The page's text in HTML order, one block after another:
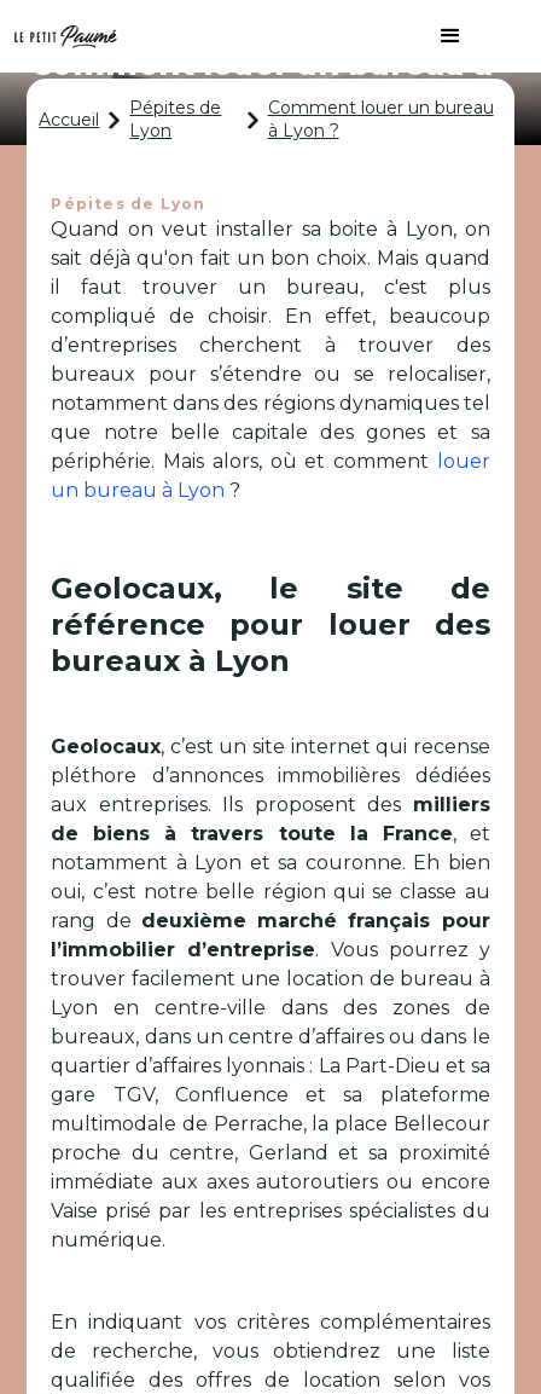
Comment louer un bureau à
Lyon ?
Accueil
Pépites de
Lyon
Comment louer un bureau
à Lyon ?
Pépites de Lyon
Quand on veut installer sa boite à Lyon, on
sait déjà qu'on fait un bon choix. Mais quand
il faut trouver un bureau, c'est plus
compliqué de choisir. En effet, beaucoup
d’entreprises cherchent à trouver des
bureaux pour s’étendre ou se relocaliser,
notamment dans des régions dynamiques tel
que notre belle capitale des gones et sa
périphérie. Mais alors, où et comment
louer
un bureau à Lyon ?
Geolocaux, le site de
référence pour louer des
bureaux à Lyon
Geolocaux, c’est un site internet qui recense
pléthore d’annonces immobilières dédiées
aux entreprises. Ils proposent des milliers
de biens à travers toute la France, et
notamment à Lyon et sa couronne. Eh bien
oui, c’est notre belle région qui se classe au
rang de deuxième marché français pour
l’immobilier d’entreprise. Vous pourrez y
trouver facilement une location de bureau à
Lyon en centre-ville dans des zones de
bureaux, dans un centre d’affaires ou dans le
quartier d’affaires lyonnais : La Part-Dieu et sa
gare TGV, Confluence et sa plateforme
multimodale de Perrache, la place Bellecour
proche du centre, Gerland et sa proximité
immédiate aux axes autoroutiers ou encore
Vaise prisé par les entreprises spécialistes du
numérique.
En indiquant vos critères complémentaires
de recherche, vous obtiendrez une liste
qualifiée des offres de location selon vos